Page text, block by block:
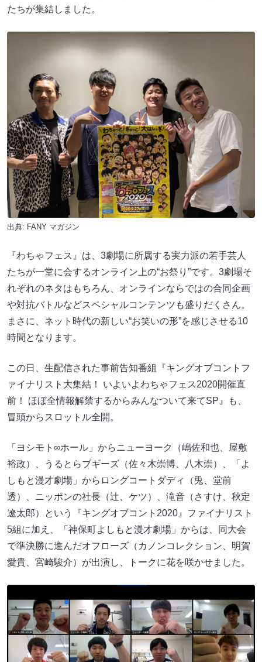
たちが集結しました。
出典: FANY マガジン
『わちゃフェス』は、3劇場に所属する実力派の若手芸人
たちが一堂に会するオンライン上の“お祭り”です。3劇場そ
れぞれのネタはもちろん、オンラインならではの合同企画
や対抗バトルなどスペシャルコンテンツも盛りだくさん。
まさに、ネット時代の新しい“お笑いの形”を感じさせる10
時間となります。
この日、生配信された事前告知番組『キングオブコントフ
ァイナリスト大集結！ いよいよわちゃフェス2020開催直
前！ ほぼ全情報解禁するからみんなついて来てSP』も、
冒頭からスロットル全開。
「ヨシモト∞ホール」からニューヨーク（嶋佐和也、屋敷
裕政）、うるとらブギーズ（佐々木崇博、八木崇）、「よ
しもと漫才劇場」からロングコートダディ（兎、堂前
透）、ニッポンの社長（辻、ケツ）、滝音（さすけ、秋定
遼太郎）という『キングオブコント2020』ファイナリスト
5組に加え、「神保町よしもと漫才劇場」からは、同大会
で準決勝に進んだオフローズ（カノンコレクション、明賀
愛貴、宮崎駿介）が出演し、トークに花を咲かせました。